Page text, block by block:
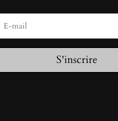
S'inscrire